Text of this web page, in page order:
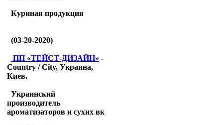
Куриная продукция
(03-20-2020)
ПП «ТЕЙСТ-ДИЗАЙН» -
Country / City, Украина,
Киев.
Украинский
производитель
ароматизаторов и сухих вк